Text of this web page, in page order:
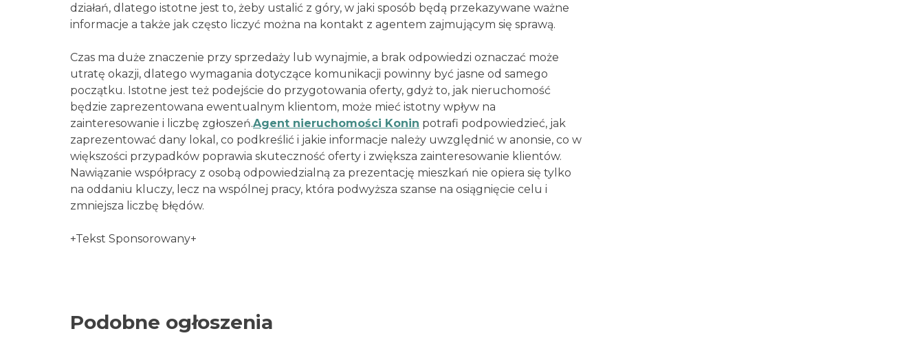
działań, dlatego istotne jest to, żeby ustalić z góry, w jaki sposób będą przekazywane ważne
informacje a także jak często liczyć można na kontakt z agentem zajmującym się sprawą.
Czas ma duże znaczenie przy sprzedaży lub wynajmie, a brak odpowiedzi oznaczać może
utratę okazji, dlatego wymagania dotyczące komunikacji powinny być jasne od samego
początku. Istotne jest też podejście do przygotowania oferty, gdyż to, jak nieruchomość
będzie zaprezentowana ewentualnym klientom, może mieć istotny wpływ na
zainteresowanie i liczbę zgłoszeń.Agent nieruchomości Konin potrafi podpowiedzieć, jak
zaprezentować dany lokal, co podkreślić i jakie informacje należy uwzględnić w anonsie, co w
większości przypadków poprawia skuteczność oferty i zwiększa zainteresowanie klientów.
Nawiązanie współpracy z osobą odpowiedzialną za prezentację mieszkań nie opiera się tylko
na oddaniu kluczy, lecz na wspólnej pracy, która podwyższa szanse na osiągnięcie celu i
zmniejsza liczbę błędów.
+Tekst Sponsorowany+
Podobne ogłoszenia